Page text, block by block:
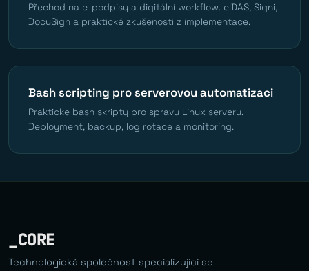
Přechod na e-podpisy a digitální workflow. eIDAS, Signi,
DocuSign a praktické zkušenosti z implementace.
Bash scripting pro serverovou automatizaci
Prakticke bash skripty pro spravu Linux serveru.
Deployment, backup, log rotace a monitoring.
_CORE
Technologická společnost specializující se